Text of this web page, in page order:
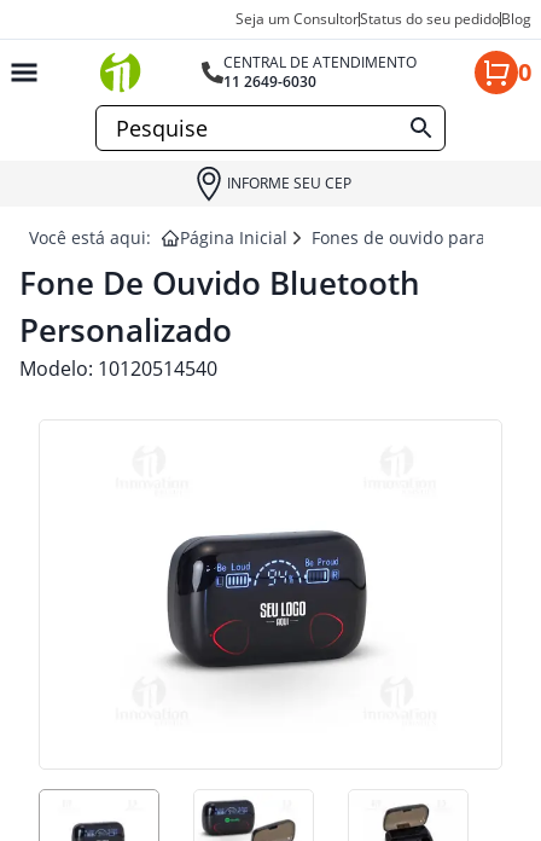
Seja um ConsultorStatus do seu pedidoBlog
CENTRAL DE ATENDIMENTO
11 2649-6030
0
INFORME SEU CEP
Você está aqui: Página Inicial Fones de ouvido para
Fone De Ouvido Bluetooth
Personalizado
Modelo: 10120514540